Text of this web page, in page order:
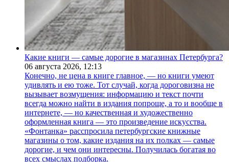
Какие книги — самые дорогие в магазинах Петербурга?
06 августа 2026, 12:13
Конечно, не цена в книге главное, — но книги умеют
удивлять и ею тоже. Тот случай, когда дороговизна не
вызывает возмущения: информацию и текст почти
всегда можно найти в издания попроще, а то и вообще в
интернете, — но качественная и художественно
оформленная книга — это произведение искусства.
«Фонтанка» расспросила петербургские книжные
магазины о том, какие издания на их полках — самые
дорогие, и чем они интересны. Получилась богатая во
всех смыслах подборка.